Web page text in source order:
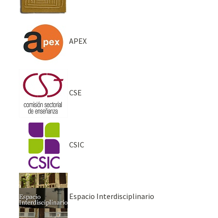
APEX
CSE
CSIC
Espacio Interdisciplinario